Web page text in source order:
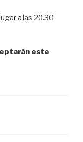
a las 20.30
este